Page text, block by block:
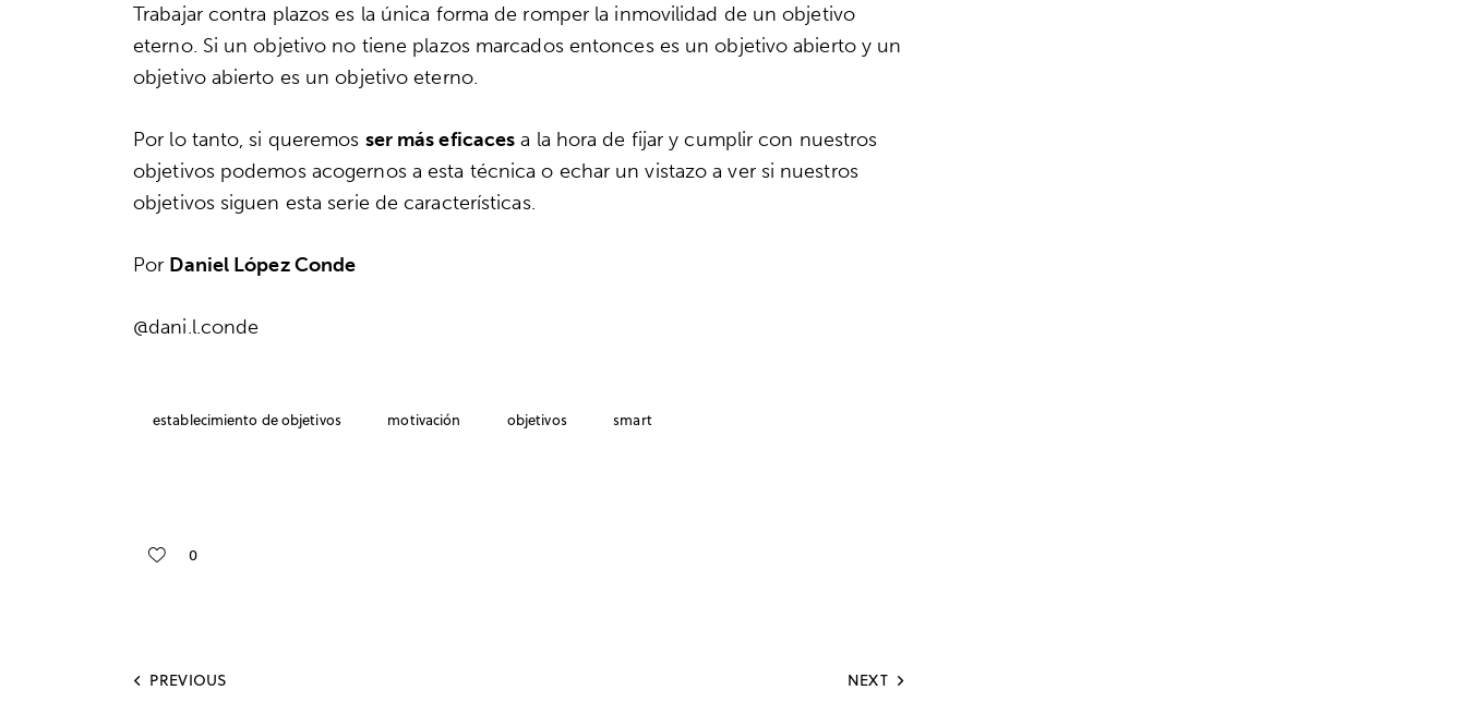
Trabajar contra plazos es la única forma de romper la inmovilidad de un objetivo
eterno. Si un objetivo no tiene plazos marcados entonces es un objetivo abierto y un
objetivo abierto es un objetivo eterno.
Por lo tanto, si queremos ser más eficaces a la hora de fijar y cumplir con nuestros
objetivos podemos acogernos a esta técnica o echar un vistazo a ver si nuestros
objetivos siguen esta serie de características.
Por Daniel López Conde
@dani.l.conde
establecimiento de objetivos motivación objetivos smart
0
PREVIOUS NEXT